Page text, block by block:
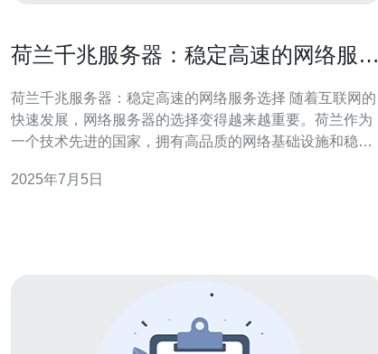
荷兰千兆服务器：稳定高速的网络服务
荷兰千兆服务器：稳定高速的网络服务选择 随着互联网的
快速发展，网络服务器的选择变得越来越重要。荷兰作为
一个技术先进的国家，拥有高品质的网络基础设施和稳定
人的首选。 荷兰千兆服务器拥有许多优势，其中最显著的
2025年7月5日